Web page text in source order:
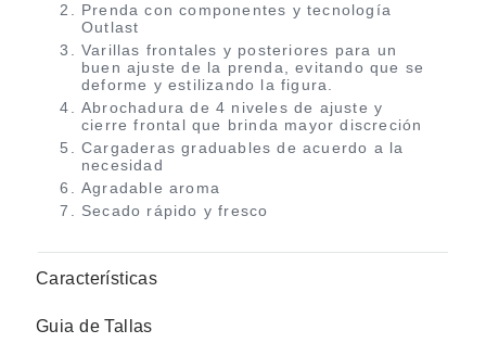
Prenda con componentes y tecnología
Outlast
Varillas frontales y posteriores para un
buen ajuste de la prenda, evitando que se
deforme y estilizando la figura.
Abrochadura de 4 niveles de ajuste y
cierre frontal que brinda mayor discreción
Cargaderas graduables de acuerdo a la
necesidad
Agradable aroma
Secado rápido y fresco
Características
Guia de Tallas